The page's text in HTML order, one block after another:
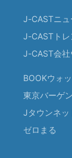
J-CASTニュ
J-CASTトレ
J-CAST会社
BOOKウォ
東京バーゲ
Jタウンネッ
ゼロまる